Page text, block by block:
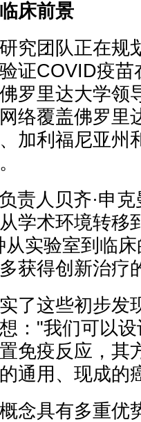
床前景
团队正在规
证COVID疫
罗里达大学领
络覆盖佛罗里
加利福尼亚州
人贝齐·申克
学术环境转移
实验室到临
获得创新治疗
这些初步发
："我们可以
免疫反应，其
通用、现成的
具有多重优